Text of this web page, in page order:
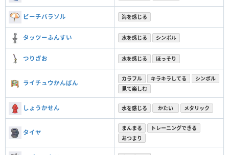
ビーチパラソル 海を感じる
タッツーふんすい 水を感じる シンボル
つりざお 水を感じる ほっそり
ライチュウかんばん
カラフル キラキラしてる
シンボル
見て楽しむ
しょうかせん 水を感じる かたい メタリック
タイヤ
まんまる
トレーニングできる
あつまり